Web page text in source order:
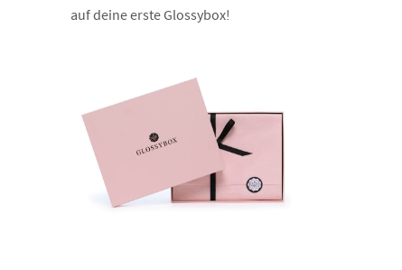
auf deine erste Glossybox!